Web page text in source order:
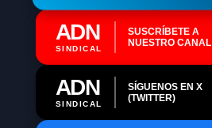
ADN
SINDICAL
SUSCRÍBETE A
NUESTRO CANAL
ADN
SINDICAL
SÍGUENOS EN X
(TWITTER)